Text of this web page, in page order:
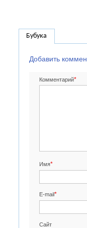
Бубука
Добавить
Комментарий*
Имя*
E-mail*
Сайт